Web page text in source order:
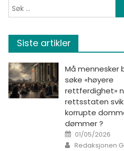
Søk etter:
Siste artikler
Må mennesker
søke «høyere
rettferdighet»
rettsstaten
korrupte
dømmer ?
Posted on
01/05/2026
Author
Redaksjonen